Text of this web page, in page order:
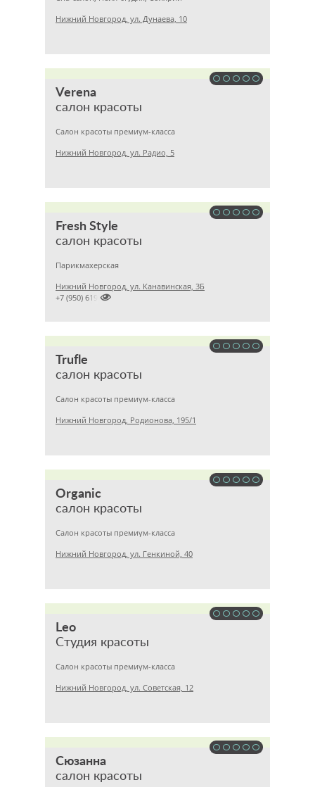
Нижний Новгород, ул. Дунаева, 10
Verena
салон красоты
Салон красоты премиум-класса
Нижний Новгород, ул. Радио, 5
Fresh Style
салон красоты
Парикмахерская
Нижний Новгород, ул. Канавинская, 3Б

+7 (950) 6199295
Trufle
салон красоты
Салон красоты премиум-класса
Нижний Новгород, Родионова, 195/1
Organic
салон красоты
Салон красоты премиум-класса
Нижний Новгород, ул. Генкиной, 40
Leo
Студия красоты
Салон красоты премиум-класса
Нижний Новгород, ул. Советская, 12
Сюзанна
салон красоты